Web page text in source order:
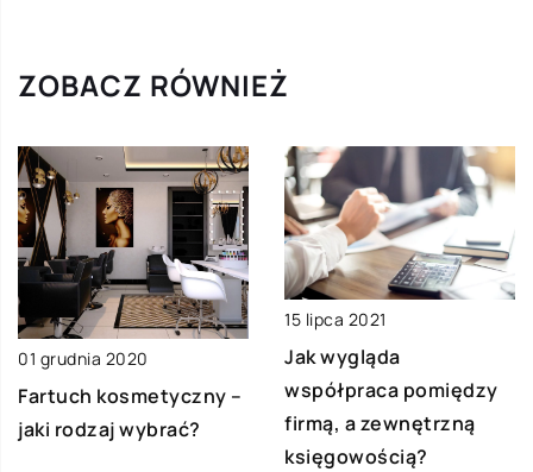
ZOBACZ RÓWNIEŻ
01 grudnia 2020
Fartuch kosmetyczny –
jaki rodzaj wybrać?
15 lipca 2021
Jak wygląda
współpraca pomiędzy
firmą, a zewnętrzną
księgowością?